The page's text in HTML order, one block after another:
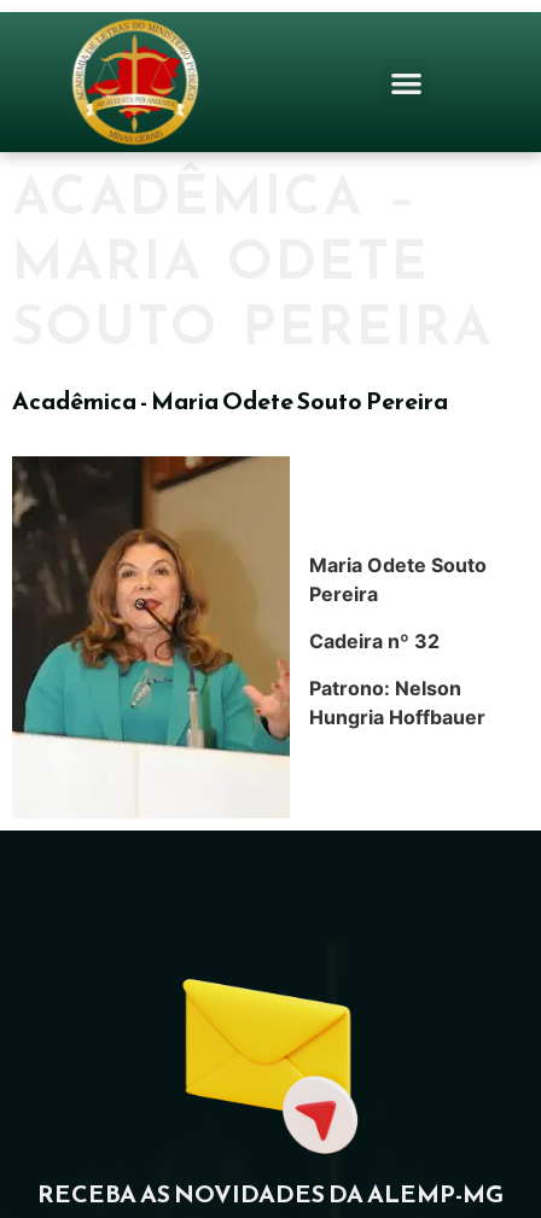
Acadêmica - Maria Odete Souto Pereira
Maria Odete Souto
Pereira
Cadeira nº 32
Patrono: Nelson
Hungria Hoffbauer
RECEBA AS NOVIDADES DA ALEMP-MG